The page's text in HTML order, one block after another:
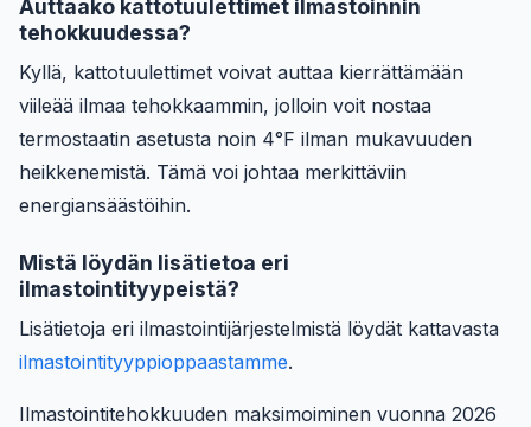
Auttaako kattotuulettimet ilmastoinnin
tehokkuudessa?
Kyllä, kattotuulettimet voivat auttaa kierrättämään
viileää ilmaa tehokkaammin, jolloin voit nostaa
termostaatin asetusta noin 4°F ilman mukavuuden
heikkenemistä. Tämä voi johtaa merkittäviin
energiansäästöihin.
Mistä löydän lisätietoa eri
ilmastointityypeistä?
Lisätietoja eri ilmastointijärjestelmistä löydät kattavasta
ilmastointityyppioppaastamme.
Ilmastointitehokkuuden maksimoiminen vuonna 2026